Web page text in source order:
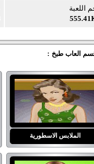
اللعبة
العاب طبخ :
الملابس الاسطورية